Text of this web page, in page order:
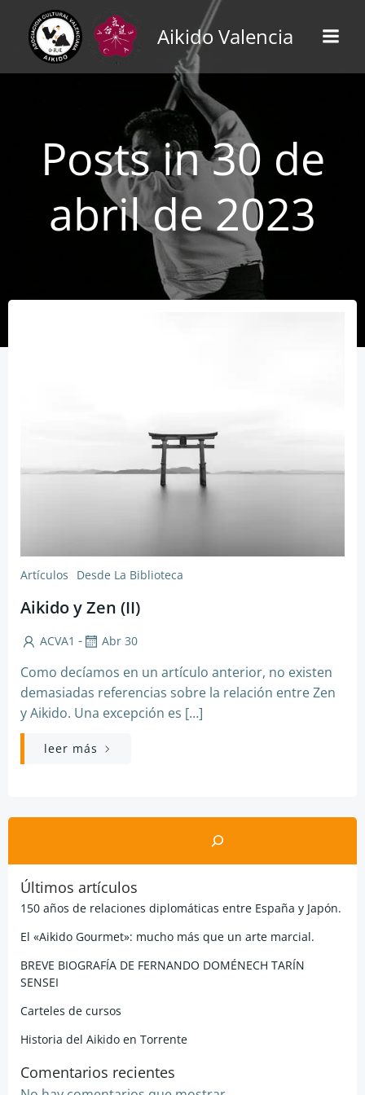
Saltar
al
contenido
Aikido Valencia
Posts in 30 de
abril de 2023
Artículos Desde La Biblioteca
Aikido y Zen (II)
ACVA1 - Abr 30
Como decíamos en un artículo anterior, no existen
demasiadas referencias sobre la relación entre Zen
y Aikido. Una excepción es […]
leer más
Buscar
Últimos artículos
150 años de relaciones diplomáticas entre España y Japón.
El «Aikido Gourmet»: mucho más que un arte marcial.
BREVE BIOGRAFÍA DE FERNANDO DOMÉNECH TARÍN
SENSEI
Carteles de cursos
Historia del Aikido en Torrente
Comentarios recientes